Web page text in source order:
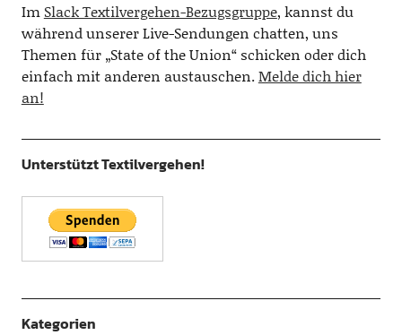
Im Slack Textilvergehen-Bezugsgruppe, kannst du
während unserer Live-Sendungen chatten, uns
Themen für „State of the Union“ schicken oder dich
einfach mit anderen austauschen.Melde dich hier
an!
Unterstützt Textilvergehen!
Kategorien